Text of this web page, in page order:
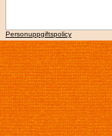
Personuppgiftspolicy